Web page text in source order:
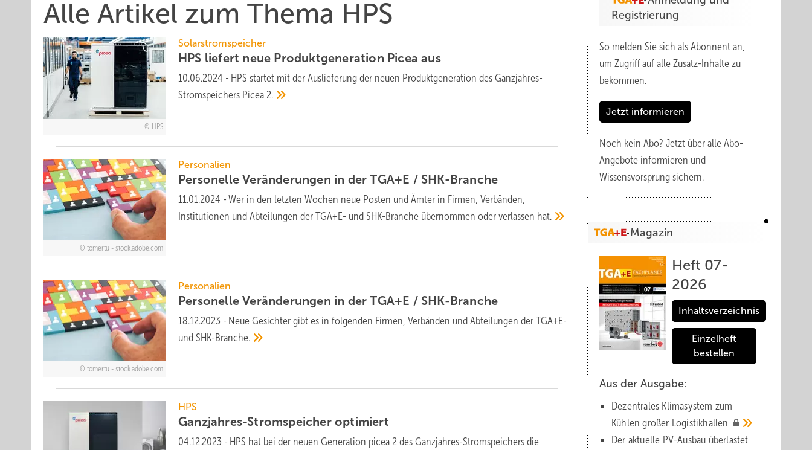
Alle Artikel zum Thema HPS
HPS
Solarstromspeicher
HPS liefert neue Pro­dukt­ge­ne­ra­tion Piceaaus
10.06.2024 - HPS startet mit der Auslieferung der neuen Produktgeneration des Ganzjahres-
Stromspeichers Picea 2.
tomertu - stock.adobe.com
Personalien
Personelle Veränderungen in der TGA+E / SHK-Branche
11.01.2024 - Wer in den letzten Wochen neue Posten und Ämter in Firmen, Verbänden,
Institutionen und Abteilungen der TGA+E- und SHK-Branche übernommen oder verlassen hat.
tomertu - stock.adobe.com
Personalien
Personelle Veränderungen in der TGA+E / SHK-Branche
18.12.2023 - Neue Gesichter gibt es in folgenden Firmen, Verbänden und Abteilungen der TGA+E-
undSHK-Branche.
HPS
Ganzjahres-Stromspeicheroptimiert
04.12.2023 - HPS hat bei der neuen Generation picea 2 des Ganzjahres-Stromspeichers die
Registrierung
So melden Sie sich als Abonnent an,
um Zugriff auf alle Zusatz-Inhalte zu
bekommen.
Jetzt informieren
Noch kein Abo? Jetzt über alle Abo-
Angebote informieren und
Wissensvorsprung sichern.
Magazin
Heft 07-
2026
Inhaltsverzeichnis
Einzelheft
bestellen
Aus der Ausgabe:
Dezentrales Klimasystem zum
Kühlen großer Logistik­hallen
Der aktuelle PV-Ausbau über­lastet